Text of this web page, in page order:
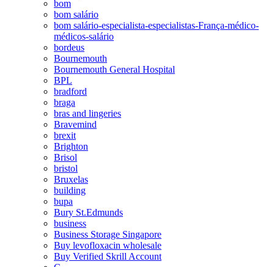
bom
bom salário
bom salário-especialista-especialistas-França-médico-
médicos-salário
bordeus
Bournemouth
Bournemouth General Hospital
BPL
bradford
braga
bras and lingeries
Bravemind
brexit
Brighton
Brisol
bristol
Bruxelas
building
bupa
Bury St.Edmunds
business
Business Storage Singapore
Buy levofloxacin wholesale
Buy Verified Skrill Account